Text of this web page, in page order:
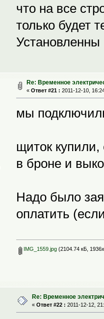
что на все
только будет
Re: Временное
« Ответ #21 : 2011-12-10,
мы
щиток купили,
в броне и
Надо было
оплатить
IMG_1559.jpg(2104.74 кБ,
Re: Временное
« Ответ #22 : 2011-12-12,